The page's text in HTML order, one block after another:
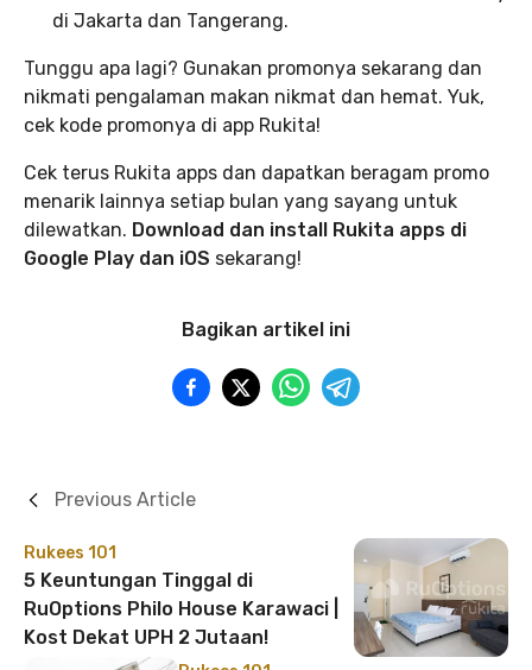
di Jakarta dan Tangerang.
Tunggu apa lagi? Gunakan promonya sekarang dan
nikmati pengalaman makan nikmat dan hemat. Yuk,
cek kode promonya di app Rukita!
Cek terus Rukita apps dan dapatkan beragam promo
menarik lainnya setiap bulan yang sayang untuk
dilewatkan. Download dan install Rukita apps di
Google Play dan iOS sekarang!
Bagikan artikel ini
Rukees 101
5 Keuntungan Tinggal di
RuOptions Philo House Karawaci |
Kost Dekat UPH 2 Jutaan!
Previous Article